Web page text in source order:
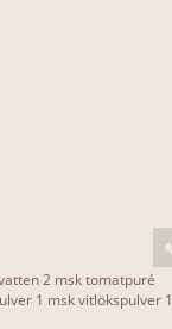
2 msk tomatpuré
1 msk vitlökspulver 1